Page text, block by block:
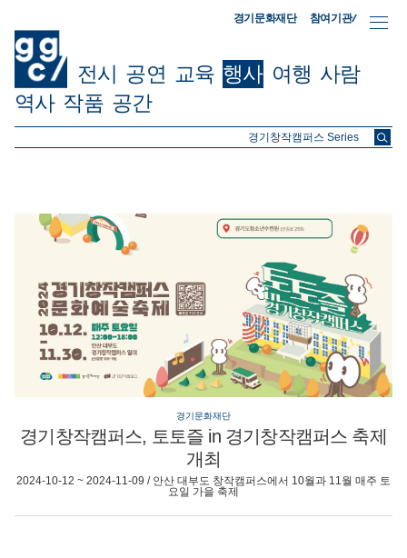
경기문화재단 참여기관/
전시 공연 교육 행사 여행 사람
역사 작품 공간
ggc/
경기문화재단
경기창작캠퍼스, 토토즐 in 경기창작캠퍼스 축제
개최
2024-10-12 ~ 2024-11-09 / 안산 대부도 창작캠퍼스에서 10월과 11월 매주 토
요일 가을 축제